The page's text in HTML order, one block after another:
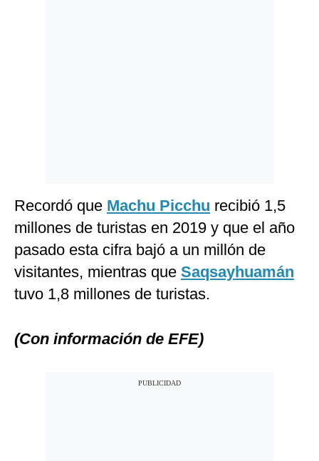
Recordó que Machu Picchu recibió 1,5
millones de turistas en 2019 y que el año
pasado esta cifra bajó a un millón de
visitantes, mientras que Saqsayhuamán
tuvo 1,8 millones de turistas.
(Con información de EFE)